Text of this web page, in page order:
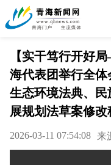
【实干笃行开好
海代表团举行全体
生态环境法典、
展规划法草案修
2026-03-11 07:54:08 来